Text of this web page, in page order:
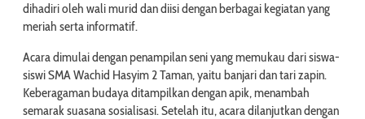
dihadiri oleh wali murid dan diisi dengan berbagai kegiatan yang
meriah serta informatif.
Acara dimulai dengan penampilan seni yang memukau dari siswa-
siswi SMA Wachid Hasyim 2 Taman, yaitu banjari dan tari zapin.
Keberagaman budaya ditampilkan dengan apik, menambah
semarak suasana sosialisasi. Setelah itu, acara dilanjutkan dengan